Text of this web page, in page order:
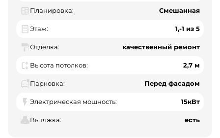
Планировка: Смешанная
Этаж: 1,-1 из 5
Отделка: качественный ремонт
Высота потолков: 2,7 м
Парковка: Перед фасадом
Электрическая мощность: 15кВт
Вытяжка: есть